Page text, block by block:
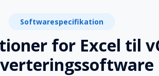
Softwarespecifikation
for Excel til